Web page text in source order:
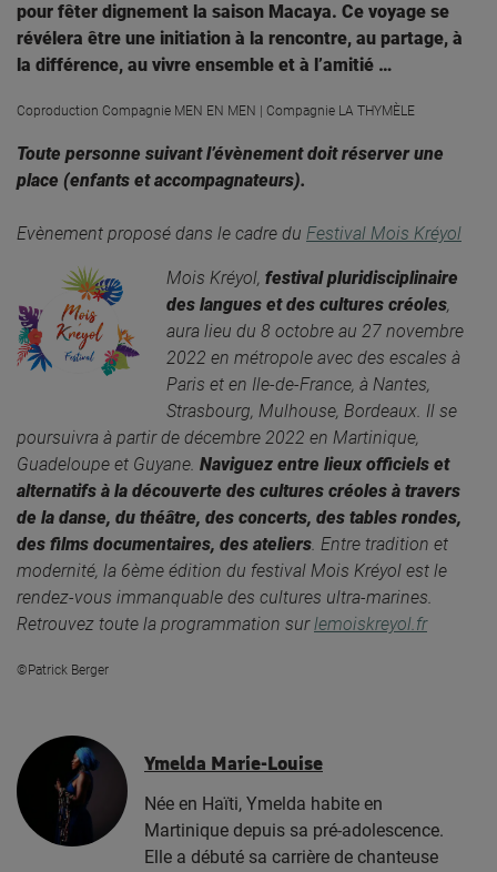
pour fêter dignement la saison Macaya. Ce voyage se
révélera être une initiation à la rencontre, au partage, à
la différence, au vivre ensemble et à l’amitié …
Coproduction Compagnie MEN EN MEN | Compagnie LA THYMÈLE
Toute personne suivant l’évènement doit réserver une
place (enfants et accompagnateurs).
Evènement proposé dans le cadre du Festival Mois Kréyol
Mois Kréyol, festival pluridisciplinaire
des langues et des cultures créoles,
aura lieu du 8 octobre au 27 novembre
2022 en métropole avec des escales à
Paris et en Ile-de-France, à Nantes,
Strasbourg, Mulhouse, Bordeaux. Il se
poursuivra à partir de décembre 2022 en Martinique,
Guadeloupe et Guyane. Naviguez entre lieux officiels et
alternatifs à la découverte des cultures créoles à travers
de la danse, du théâtre, des concerts, des tables rondes,
des films documentaires, des ateliers. Entre tradition et
modernité, la 6ème édition du festival Mois Kréyol est le
rendez-vous immanquable des cultures ultra-marines.
Retrouvez toute la programmation surlemoiskreyol.fr
©Patrick Berger
Ymelda Marie-Louise
Née en Haïti, Ymelda habite en
Martinique depuis sa pré-adolescence.
Elle a débuté sa carrière de chanteuse